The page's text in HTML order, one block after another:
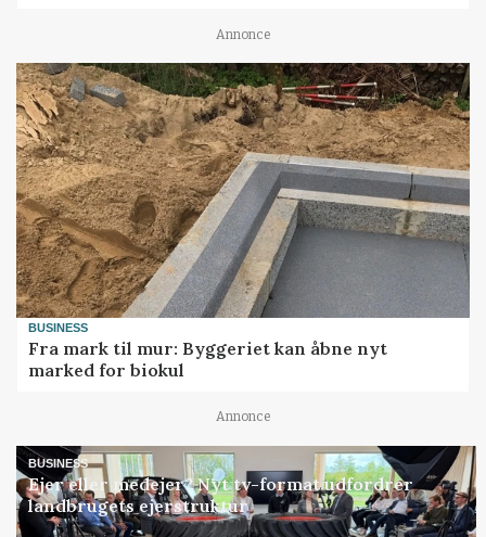
Annonce
BUSINESS
Fra mark til mur: Byggeriet kan åbne nyt
marked for biokul
Annonce
BUSINESS
Ejer eller medejer? Nyt tv-format udfordrer
landbrugets ejerstruktur